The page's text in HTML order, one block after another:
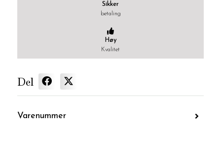
Sikker
betaling
Høy
Kvalitet
Del
Varenummer